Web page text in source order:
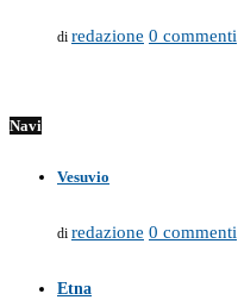
di redazione 0 commenti
Navi
Vesuvio
di redazione 0 commenti
Etna